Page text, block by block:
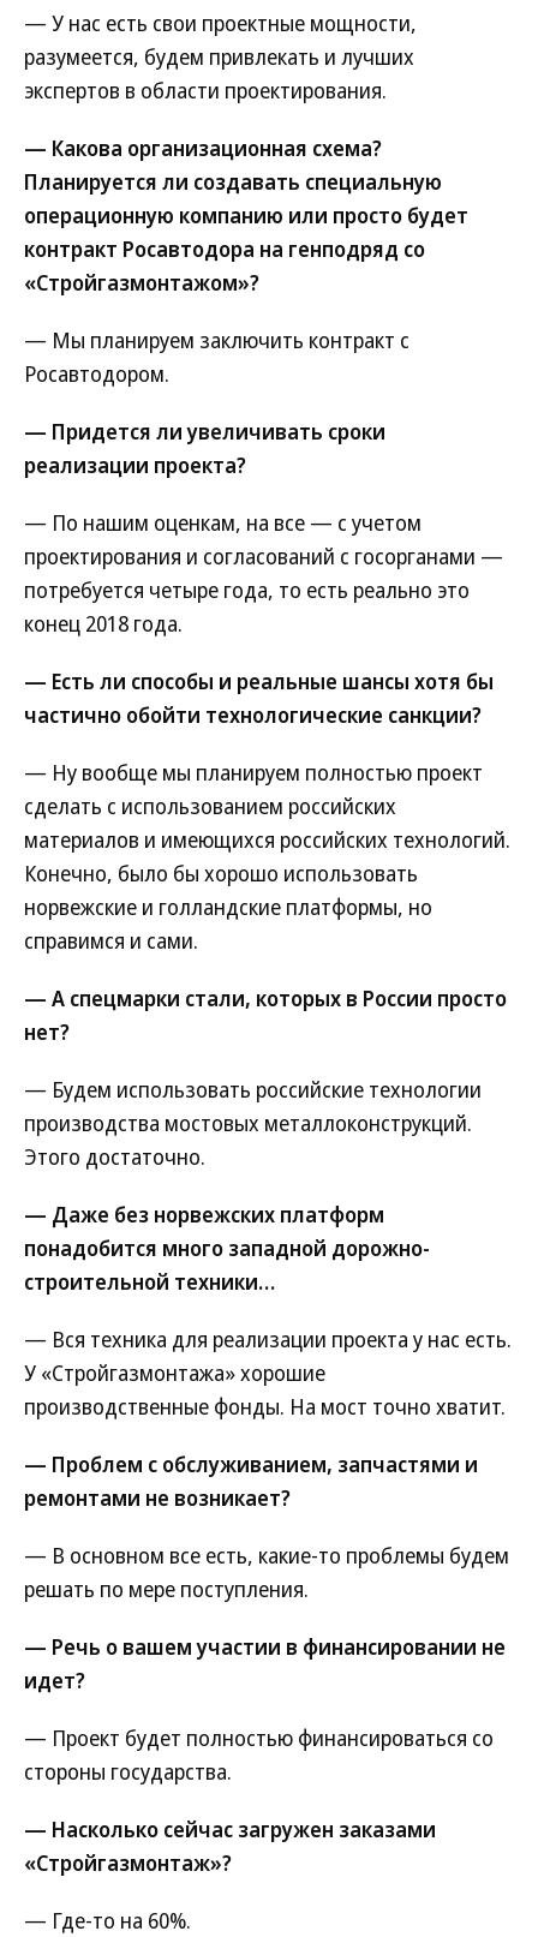
— У нас есть свои проектные мощности,
разумеется, будем привлекать и лучших
экспертов в области проектирования.
— Какова организационная схема?
Планируется ли создавать специальную
операционную компанию или просто будет
контракт Росавтодора на генподряд со
«Стройгазмонтажом»?
— Мы планируем заключить контракт с
Росавтодором.
— Придется ли увеличивать сроки
реализации проекта?
— По нашим оценкам, на все — с учетом
проектирования и согласований с госорганами —
потребуется четыре года, то есть реально это
конец 2018 года.
— Есть ли способы и реальные шансы хотя бы
частично обойти технологические санкции?
— Ну вообще мы планируем полностью проект
сделать с использованием российских
материалов и имеющихся российских технологий.
Конечно, было бы хорошо использовать
норвежские и голландские платформы, но
справимся и сами.
— А спецмарки стали, которых в России просто
нет?
— Будем использовать российские технологии
производства мостовых металлоконструкций.
Этого достаточно.
— Даже без норвежских платформ
понадобится много западной дорожно-
строительной техники…
— Вся техника для реализации проекта у нас есть.
У «Стройгазмонтажа» хорошие
производственные фонды. На мост точно хватит.
— Проблем с обслуживанием, запчастями и
ремонтами не возникает?
— В основном все есть, какие-то проблемы будем
решать по мере поступления.
— Речь о вашем участии в финансировании не
идет?
— Проект будет полностью финансироваться со
стороны государства.
— Насколько сейчас загружен заказами
«Стройгазмонтаж»?
— Где-то на 60%.